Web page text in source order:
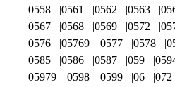
0558
0561 0562 0563
0567
0568 0569 0572
0576
05769 0577 0578
0585
0586 0587 059
05979
0598 0599 06 072